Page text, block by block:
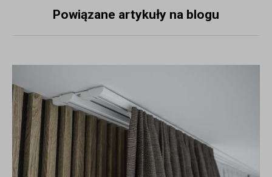
Powiązane artykuły na blogu